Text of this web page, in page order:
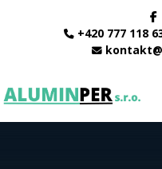
+420 777 118